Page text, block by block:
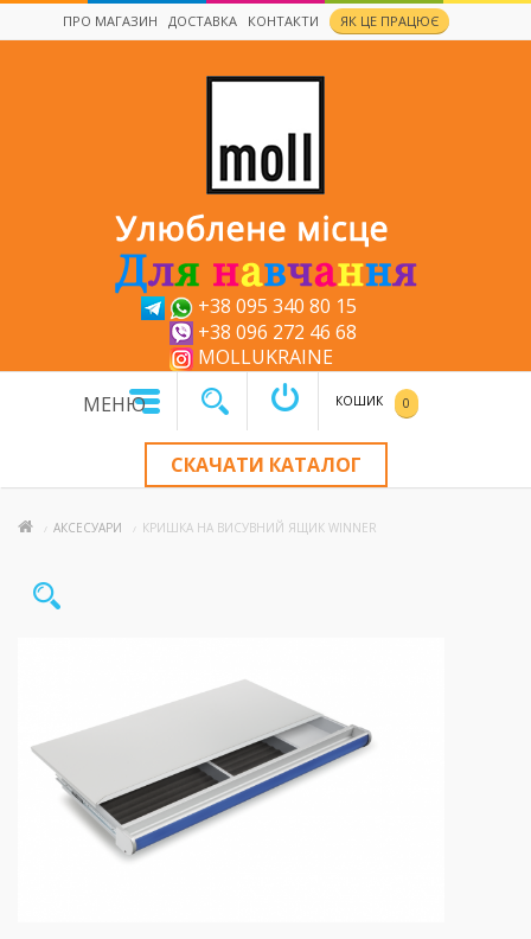
ПРО МАГАЗИН ДОСТАВКА КОНТАКТИ ЯК ЦЕ ПРАЦЮЄ
+38 095 340 80 15
+38 096 272 46 68
MOLLUKRAINE
МЕНЮ
КОШИК 0
СКАЧАТИ КАТАЛОГ
АКСЕСУАРИ КРИШКА НА ВИСУВНИЙ ЯЩИК WINNER